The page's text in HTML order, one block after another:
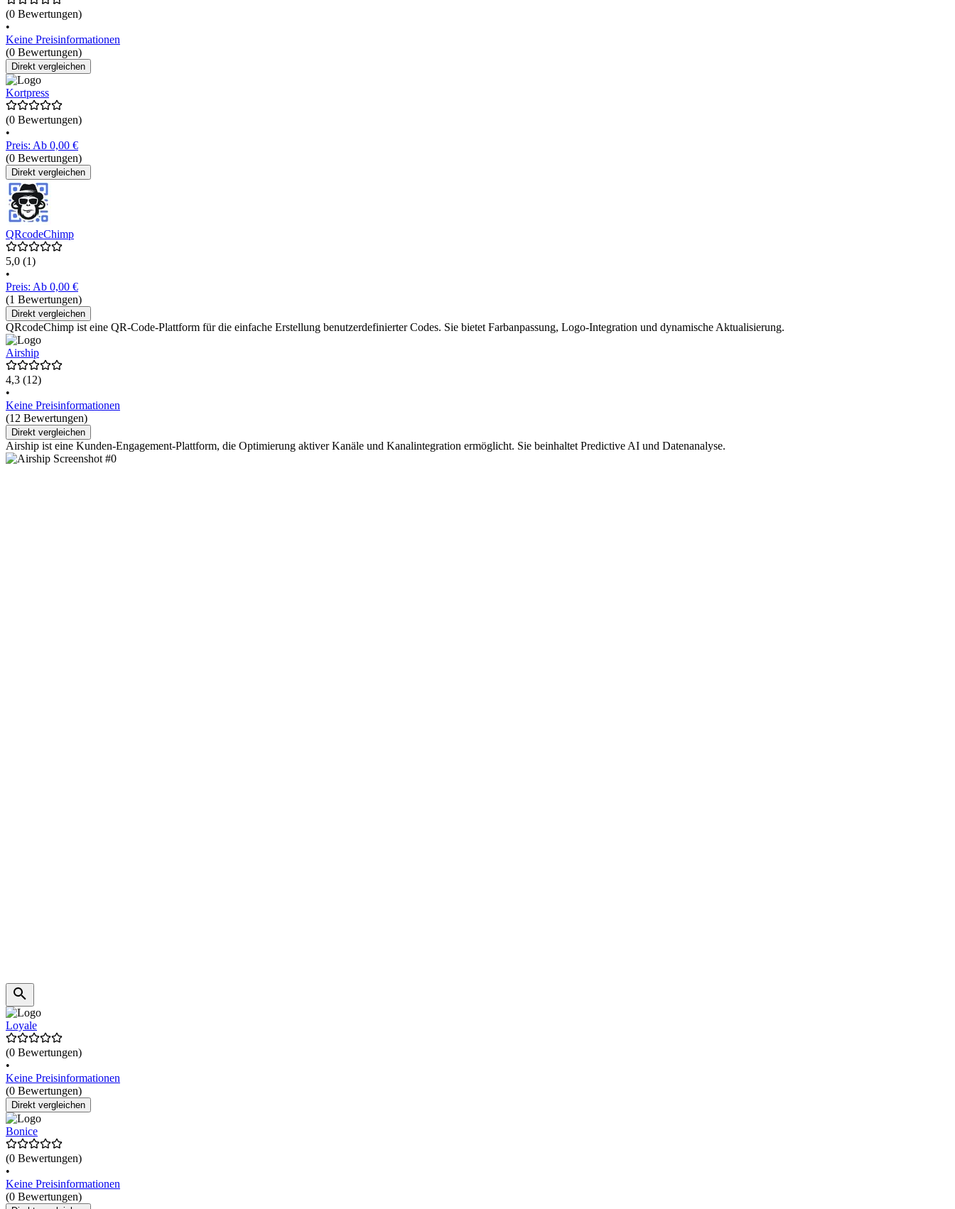
(0 Bewertungen)
•
Keine Preisinformationen
(0 Bewertungen)
Direkt vergleichen
Kortpress
(0 Bewertungen)
•
Preis: Ab 0,00 €
(0 Bewertungen)
Direkt vergleichen
QRcodeChimp
5,0 (1)
•
Preis: Ab 0,00 €
(1 Bewertungen)
Direkt vergleichen
QRcodeChimp ist eine QR-Code-Plattform für die einfache Erstellung benutzerdefinierter Codes. Sie bietet Farbanpassung, Logo-Integration und dynamische Aktualisierung.
Airship
4,3 (12)
•
Keine Preisinformationen
(12 Bewertungen)
Direkt vergleichen
Airship ist eine Kunden-Engagement-Plattform, die Optimierung aktiver Kanäle und Kanalintegration ermöglicht. Sie beinhaltet Predictive AI und Datenanalyse.
Loyale
(0 Bewertungen)
•
Keine Preisinformationen
(0 Bewertungen)
Direkt vergleichen
Bonice
(0 Bewertungen)
•
Keine Preisinformationen
(0 Bewertungen)